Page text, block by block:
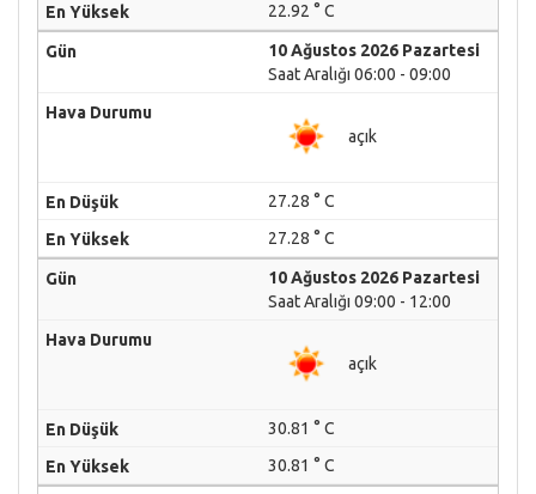
22.92 ° C
10 Ağustos 2026 Pazartesi
Saat Aralığı 06:00 - 09:00
açık
27.28 ° C
27.28 ° C
10 Ağustos 2026 Pazartesi
Saat Aralığı 09:00 - 12:00
açık
30.81 ° C
30.81 ° C